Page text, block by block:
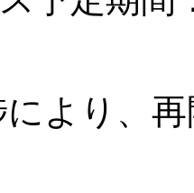
より、再